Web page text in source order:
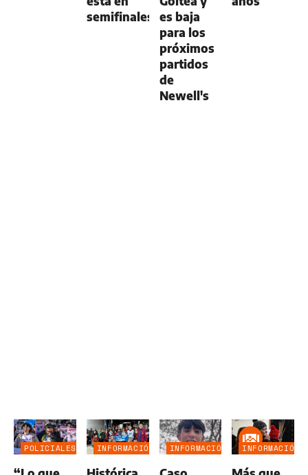
semifinales
es baja
para los
próximos
partidos
de
Newell's
POLICIALES
INFORMACIÓN
INFORMACIÓN
INFORMACIÓN